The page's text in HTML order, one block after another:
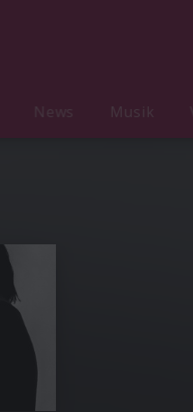
News Musik